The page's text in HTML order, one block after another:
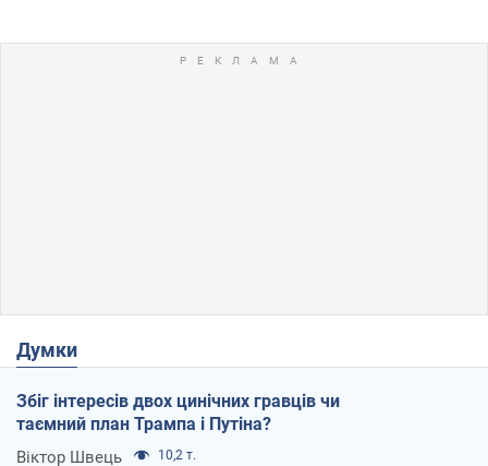
Думки
Збіг інтересів двох цинічних гравців чи
таємний план Трампа і Путіна?
Віктор Швець 10,2 т.